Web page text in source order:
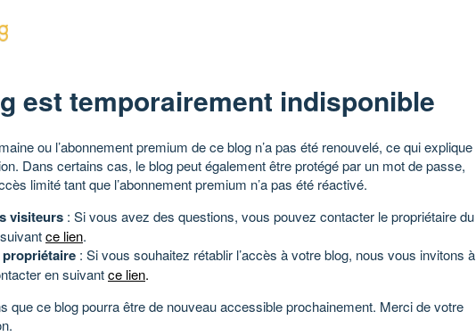
est temporairement indisponible
ou l’abonnement premium de ce blog n’a pas été renouvelé, ce qui explique
Dans certains cas, le blog peut également être protégé par un mot de passe,
limité tant que l’abonnement premium n’a pas été réactivé.
visiteurs : Si vous avez des questions, vous pouvez contacter le propriétaire du
ce lien.
: Si vous souhaitez rétablir l’accès à votre blog, nous vous invitons à
en suivantce lien.
que ce blog pourra être de nouveau accessible prochainement. Merci de votre